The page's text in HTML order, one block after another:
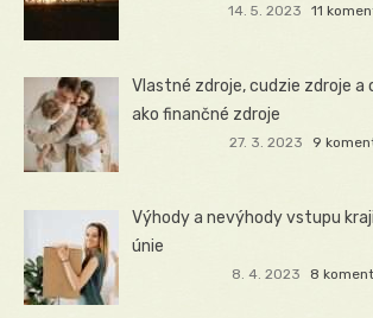
14. 5. 2023 11
Vlastné zdroje, cudzie zdroje
ako finančné zdroje
27. 3. 2023 9
Výhody a nevýhody vstupu
únie
8. 4. 2023 8